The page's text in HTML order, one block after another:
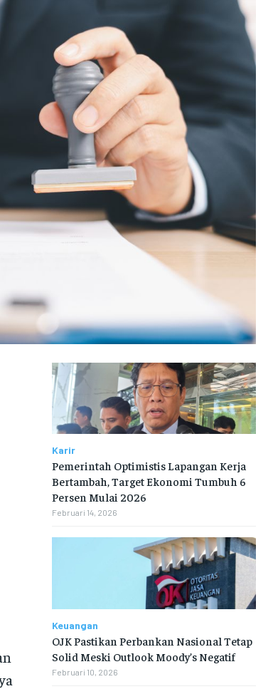
Karir
Pemerintah Optimistis Lapangan Kerja
Bertambah, Target Ekonomi Tumbuh 6
Persen Mulai 2026
Februari 14, 2026
Keuangan
OJK Pastikan Perbankan Nasional Tetap
Solid Meski Outlook Moody’s Negatif
Februari 10, 2026